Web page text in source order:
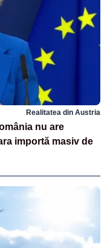
Realitatea din Austria
nu are
importă masiv de